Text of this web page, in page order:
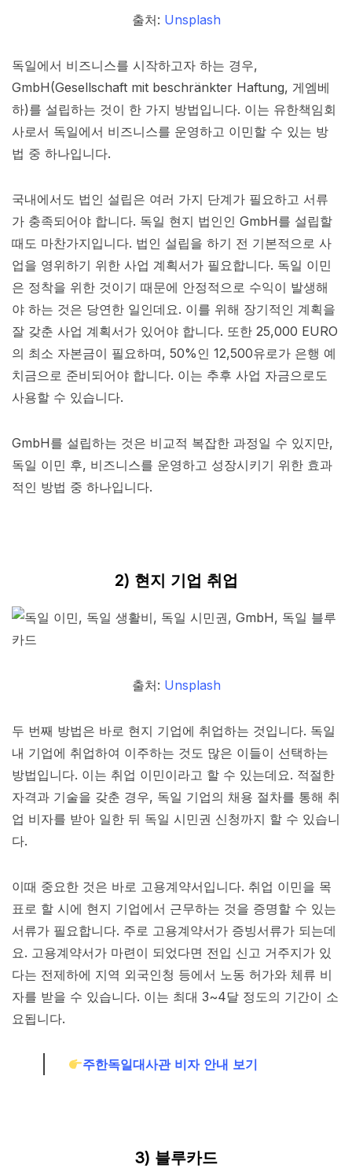
출처: Unsplash
독일에서 비즈니스를 시작하고자 하는 경우,
GmbH(Gesellschaft mit beschränkter Haftung, 게엠베
하)를 설립하는 것이 한 가지 방법입니다. 이는 유한책임회
사로서 독일에서 비즈니스를 운영하고 이민할 수 있는 방
법 중 하나입니다.
국내에서도 법인 설립은 여러 가지 단계가 필요하고 서류
가 충족되어야 합니다. 독일 현지 법인인 GmbH를 설립할
때도 마찬가지입니다. 법인 설립을 하기 전 기본적으로 사
업을 영위하기 위한 사업 계획서가 필요합니다. 독일 이민
은 정착을 위한 것이기 때문에 안정적으로 수익이 발생해
야 하는 것은 당연한 일인데요. 이를 위해 장기적인 계획을
잘 갖춘 사업 계획서가 있어야 합니다. 또한 25,000 EURO
의 최소 자본금이 필요하며, 50%인 12,500유로가 은행 예
치금으로 준비되어야 합니다. 이는 추후 사업 자금으로도
사용할 수 있습니다.
GmbH를 설립하는 것은 비교적 복잡한 과정일 수 있지만,
독일 이민 후, 비즈니스를 운영하고 성장시키기 위한 효과
적인 방법 중 하나입니다.
2) 현지 기업 취업
출처: Unsplash
두 번째 방법은 바로 현지 기업에 취업하는 것입니다. 독일
내 기업에 취업하여 이주하는 것도 많은 이들이 선택하는
방법입니다. 이는 취업 이민이라고 할 수 있는데요. 적절한
자격과 기술을 갖춘 경우, 독일 기업의 채용 절차를 통해 취
업 비자를 받아 일한 뒤 독일 시민권 신청까지 할 수 있습니
다.
이때 중요한 것은 바로 고용계약서입니다. 취업 이민을 목
표로 할 시에 현지 기업에서 근무하는 것을 증명할 수 있는
서류가 필요합니다. 주로 고용계약서가 증빙서류가 되는데
요. 고용계약서가 마련이 되었다면 전입 신고 거주지가 있
다는 전제하에 지역 외국인청 등에서 노동 허가와 체류 비
자를 받을 수 있습니다. 이는 최대 3~4달 정도의 기간이 소
요됩니다.
주한독일대사관 비자 안내 보기
3) 블루카드